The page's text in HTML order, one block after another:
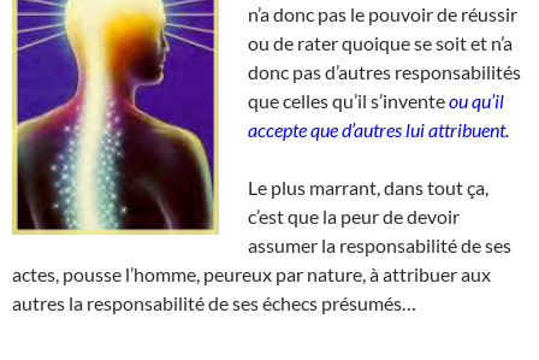
n’a donc pas le pouvoir de réussir
ou de rater quoique se soit et n’a
donc pas d’autres responsabilités
que celles qu’il s’inventeou qu’il
accepte que d’autres lui attribuent.
Le plus marrant, dans tout ça,
c’est que la peur de devoir
assumer la responsabilité de ses
actes, pousse l’homme, peureux par nature, à attribuer aux
autres la responsabilité de ses échecs présumés…